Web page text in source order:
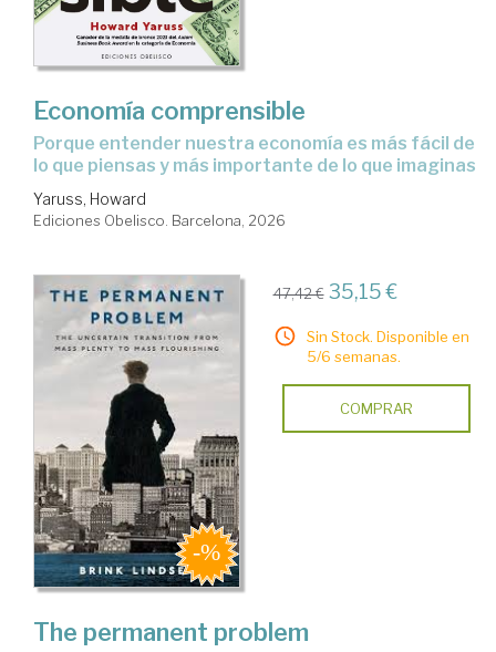
Economía comprensible
Porque entender nuestra economía es más fácil de
lo que piensas y más importante de lo que imaginas
Yaruss, Howard
Ediciones Obelisco. Barcelona, 2026
47,42 € 35,15 €
Sin Stock. Disponible en
5/6 semanas.
COMPRAR
The permanent problem